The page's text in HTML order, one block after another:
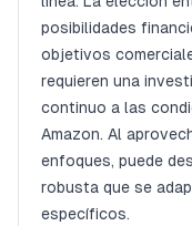
posibilidades
objetivos
requieren una
continuo a las
Amazon. Al
enfoques, puede
robusta que se
específicos.